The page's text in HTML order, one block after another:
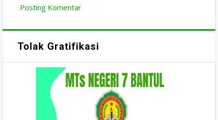
Posting Komentar
Tolak Gratifikasi